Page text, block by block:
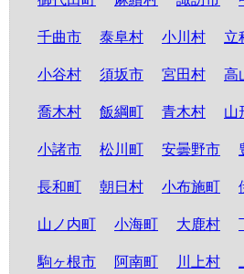
千曲市 泰阜村 小川村 立
小谷村 須坂市 宮田村 高
喬木村 飯綱町 青木村 山
小諸市 松川町 安曇野市
長和町 朝日村 小布施町
山ノ内町 小海町 大鹿村
駒ヶ根市 阿南町 川上村